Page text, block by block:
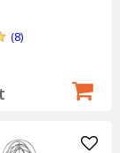
(8)